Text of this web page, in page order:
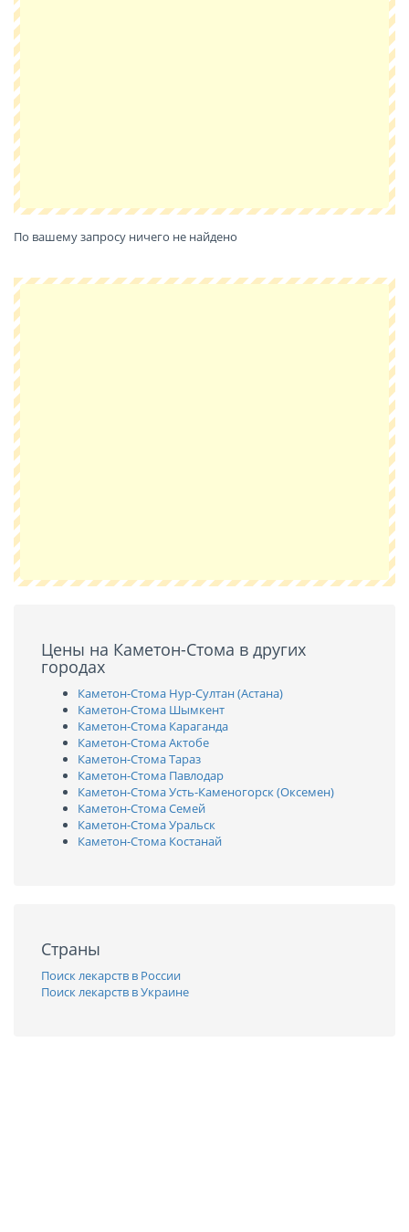
По вашему запросу ничего не найдено
Цены на Каметон-Стома в других
городах
Каметон-Стома Нур-Султан (Астана)
Каметон-Стома Шымкент
Каметон-Стома Караганда
Каметон-Стома Актобе
Каметон-Стома Тараз
Каметон-Стома Павлодар
Каметон-Стома Усть-Каменогорск (Оксемен)
Каметон-Стома Семей
Каметон-Стома Уральск
Каметон-Стома Костанай
Страны
Поиск лекарств в России
Поиск лекарств в Украине